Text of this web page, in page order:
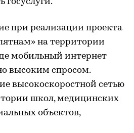
госуслуги.
при реализации проекта
на территории
мобильный интернет
высоким спросом.
высокоскоростной сетью
школ, медицинских
объектов,